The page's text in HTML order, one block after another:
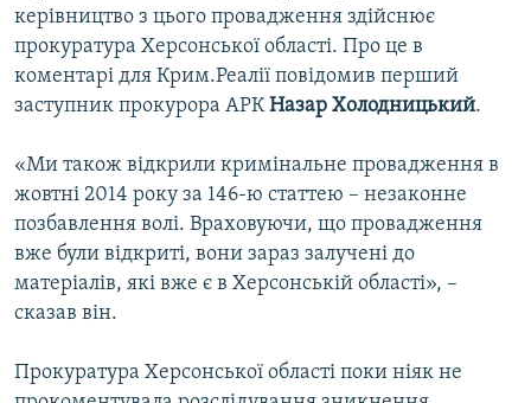
керівництво з цього провадження здійснює
прокуратура Херсонської області. Про це в
коментарі для Крим.Реалії повідомив перший
заступник прокурора АРКНазар Холодницький.
«Ми також відкрили кримінальне провадження в
жовтні 2014 року за 146-ю статтею – незаконне
позбавлення волі. Враховуючи, що провадження
вже були відкриті, вони зараз залучені до
матеріалів, які вже є в Херсонській області», –
сказав він.
Прокуратура Херсонської області поки ніяк не